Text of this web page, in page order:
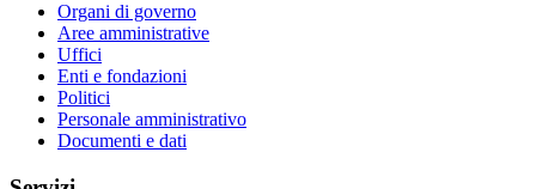
Organi di governo
Aree amministrative
Uffici
Enti e fondazioni
Politici
Personale amministrativo
Documenti e dati